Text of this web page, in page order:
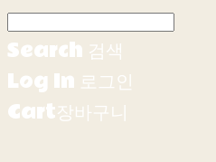
Search 검색
Log In 로그인
Cart장바구니